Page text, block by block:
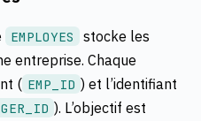
EMPLOYES
stocke les
entreprise. Chaque
( EMP_ID ) et l’identifiant
). L’objectif est